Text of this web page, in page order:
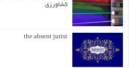
کشاورزی
the absent jurist